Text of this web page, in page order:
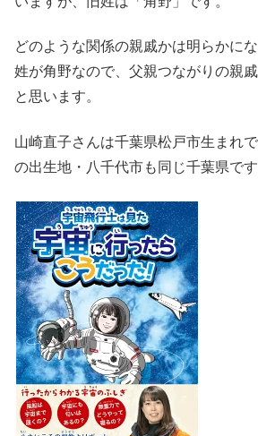
どのような関係の親戚かは明らかに
姓が角野なので、父親つながりの親
と思います。
山崎直子さんは千葉県松戸市生まれ
の出生地・八千代市も同じ千葉県です